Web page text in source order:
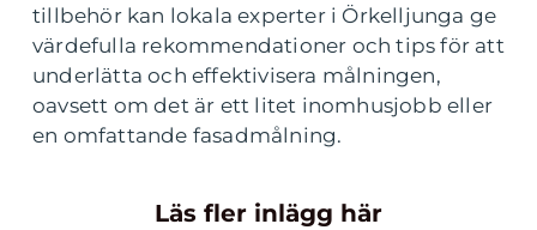
tillbehör kan lokala experter i Örkelljunga ge
värdefulla rekommendationer och tips för att
underlätta och effektivisera målningen,
oavsett om det är ett litet inomhusjobb eller
en omfattande fasadmålning.
Läs fler inlägg här